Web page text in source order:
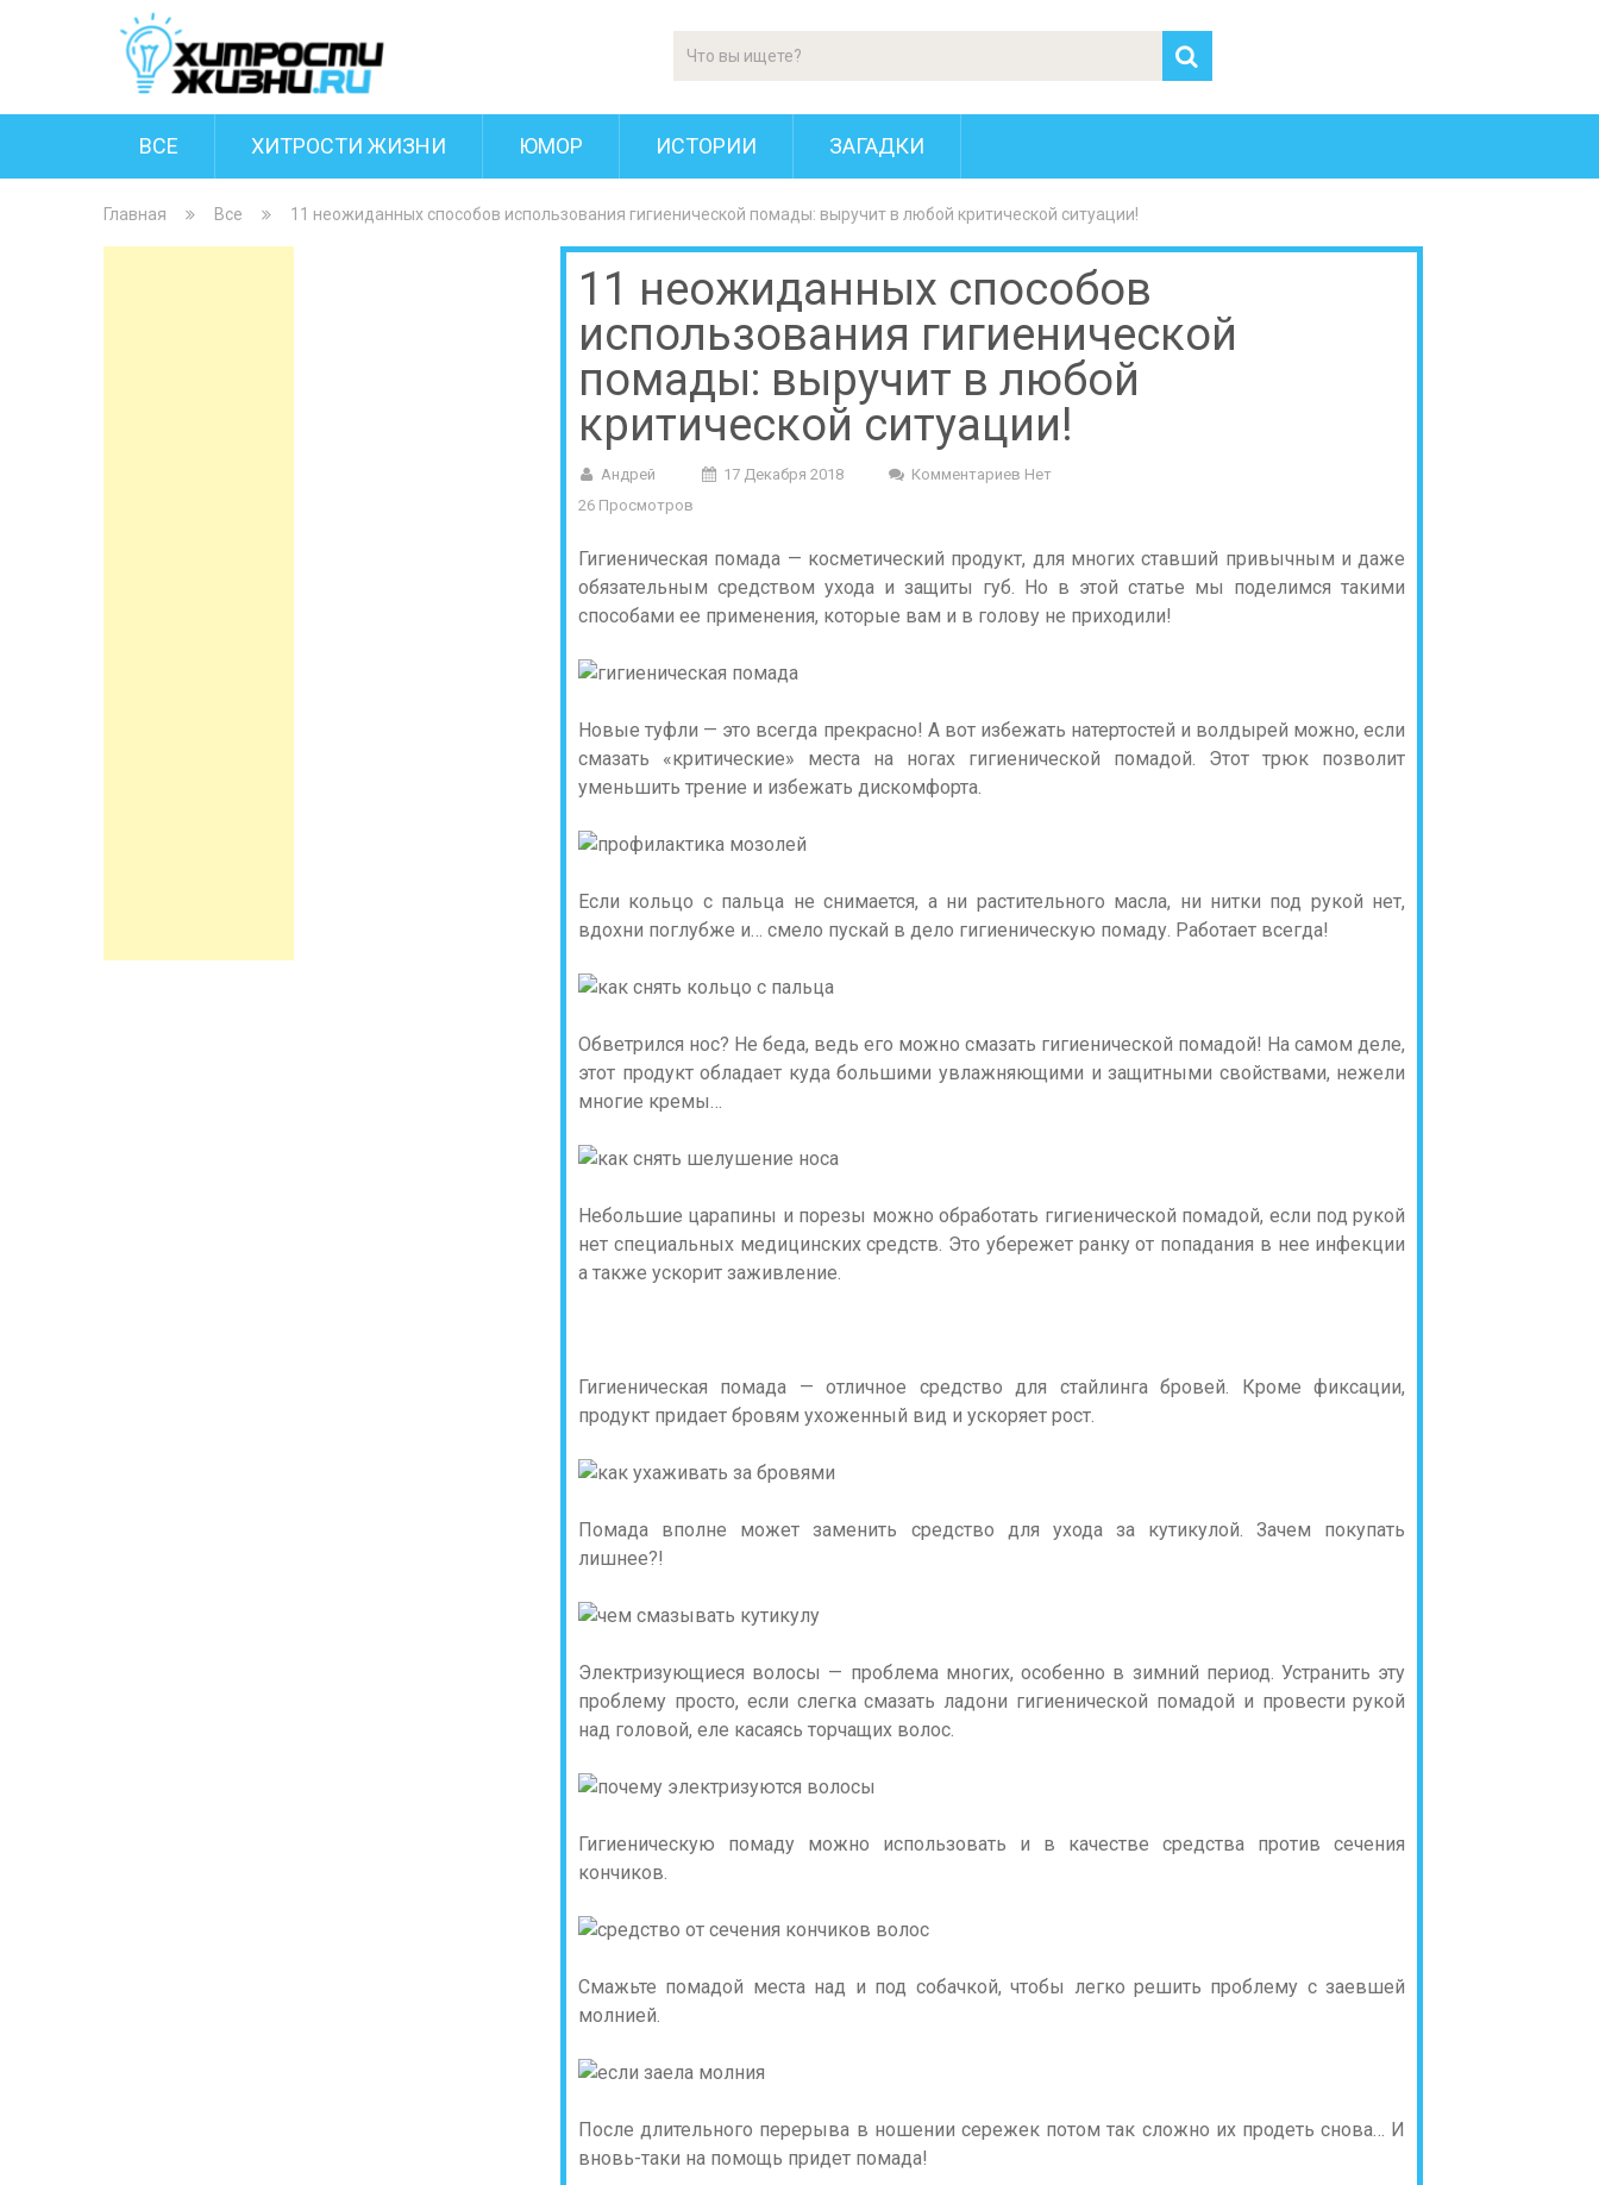
ВСЕ ХИТРОСТИ ЖИЗНИ ЮМОР ИСТОРИИ ЗАГАДКИ
Главная Все 11 неожиданных способов использования гигиенической помады: выручит в любой критической ситуации!
11 неожиданных способов
использования гигиенической
помады: выручит в любой
критической ситуации!
Андрей 17 Декабря 2018
Комментариев Нет
26 Просмотров
Гигиеническая помада — косметический продукт, для многих ставший привычным и даже
обязательным средством ухода и защиты губ. Но в этой статье мы поделимся такими
способами ее применения, которые вам и в голову не приходили!
Новые туфли — это всегда прекрасно! А вот избежать натертостей и волдырей можно, если
смазать «критические» места на ногах гигиенической помадой. Этот трюк позволит
уменьшить трение и избежать дискомфорта.
Если кольцо с пальца не снимается, а ни растительного масла, ни нитки под рукой нет,
вдохни поглубже и… смело пускай в дело гигиеническую помаду. Работает всегда!
Обветрился нос? Не беда, ведь его можно смазать гигиенической помадой! На самом деле,
этот продукт обладает куда большими увлажняющими и защитными свойствами, нежели
многие кремы…
Небольшие царапины и порезы можно обработать гигиенической помадой, если под рукой
нет специальных медицинских средств. Это убережет ранку от попадания в нее инфекции
а также ускорит заживление.
Гигиеническая помада — отличное средство для стайлинга бровей. Кроме фиксации,
продукт придает бровям ухоженный вид и ускоряет рост.
Помада вполне может заменить средство для ухода за кутикулой. Зачем покупать
лишнее?!
Электризующиеся волосы — проблема многих, особенно в зимний период. Устранить эту
проблему просто, если слегка смазать ладони гигиенической помадой и провести рукой
над головой, еле касаясь торчащих волос.
Гигиеническую помаду можно использовать и в качестве средства против сечения
кончиков.
Смажьте помадой места над и под собачкой, чтобы легко решить проблему с заевшей
молнией.
После длительного перерыва в ношении сережек потом так сложно их продеть снова… И
вновь-таки на помощь придет помада!